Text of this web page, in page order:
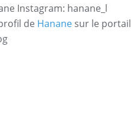
Instagram: hanane_l
de Hanane sur le portail